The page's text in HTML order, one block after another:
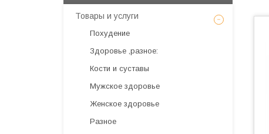
Товары и услуги
Похудение
Здоровье ,разное:
Кости и суставы
Мужское здоровье
Женское здоровье
Разное